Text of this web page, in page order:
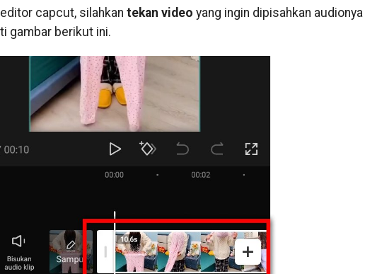
capcut, silahkan tekan video yang ingin dipisahkan audionya
gambar berikut ini.